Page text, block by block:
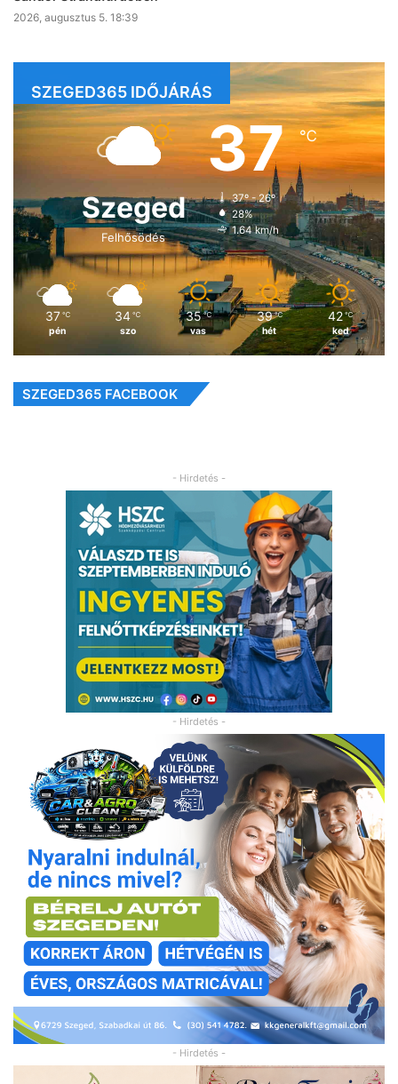
2026, augusztus 5. 18:39
SZEGED365 IDŐJÁRÁS
Szeged
Felhősödés
37℃
37º - 26º
28%
1.64 km/h
37 ℃
pén
34 ℃
szo
35 ℃
vas
39 ℃
hét
42 ℃
ked
SZEGED365 FACEBOOK
- Hirdetés -
- Hirdetés -
- Hirdetés -